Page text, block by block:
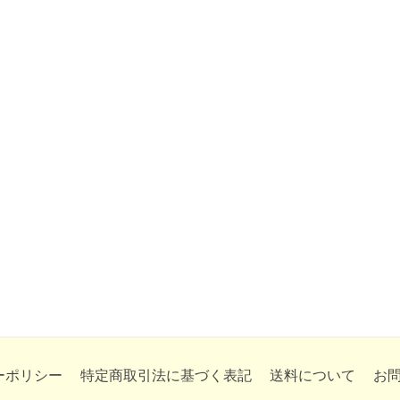
ポリシー 特定商取引法に基づく表記 送料について お